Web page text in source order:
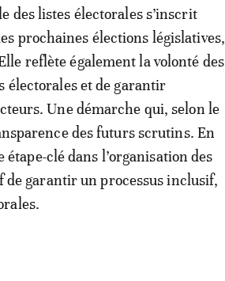
des listes électorales s’inscrit
prochaines élections législatives,
reflète également la volonté des
électorales et de garantir
Une démarche qui, selon le
des futurs scrutins. En
clé dans l’organisation des
de garantir un processus inclusif,